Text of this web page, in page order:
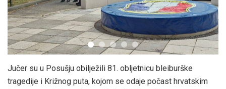
Jučer su u Posušju obilježili 81. obljetnicu bleiburške
tragedije i Križnog puta, kojom se odaje počast hrvatskim